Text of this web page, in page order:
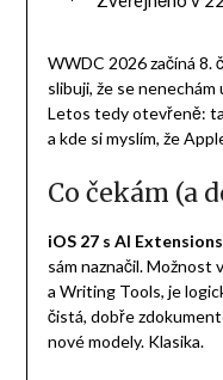
WWDC 2026 začíná 8.
slibuji, že se
Letos tedy otevřeně:
a kde si myslím, že
Co čekám (a
iOS 27 s AI
sám naznačil. Možnost
a Writing Tools, je
čistá, dobře
nové modely. Klasika.